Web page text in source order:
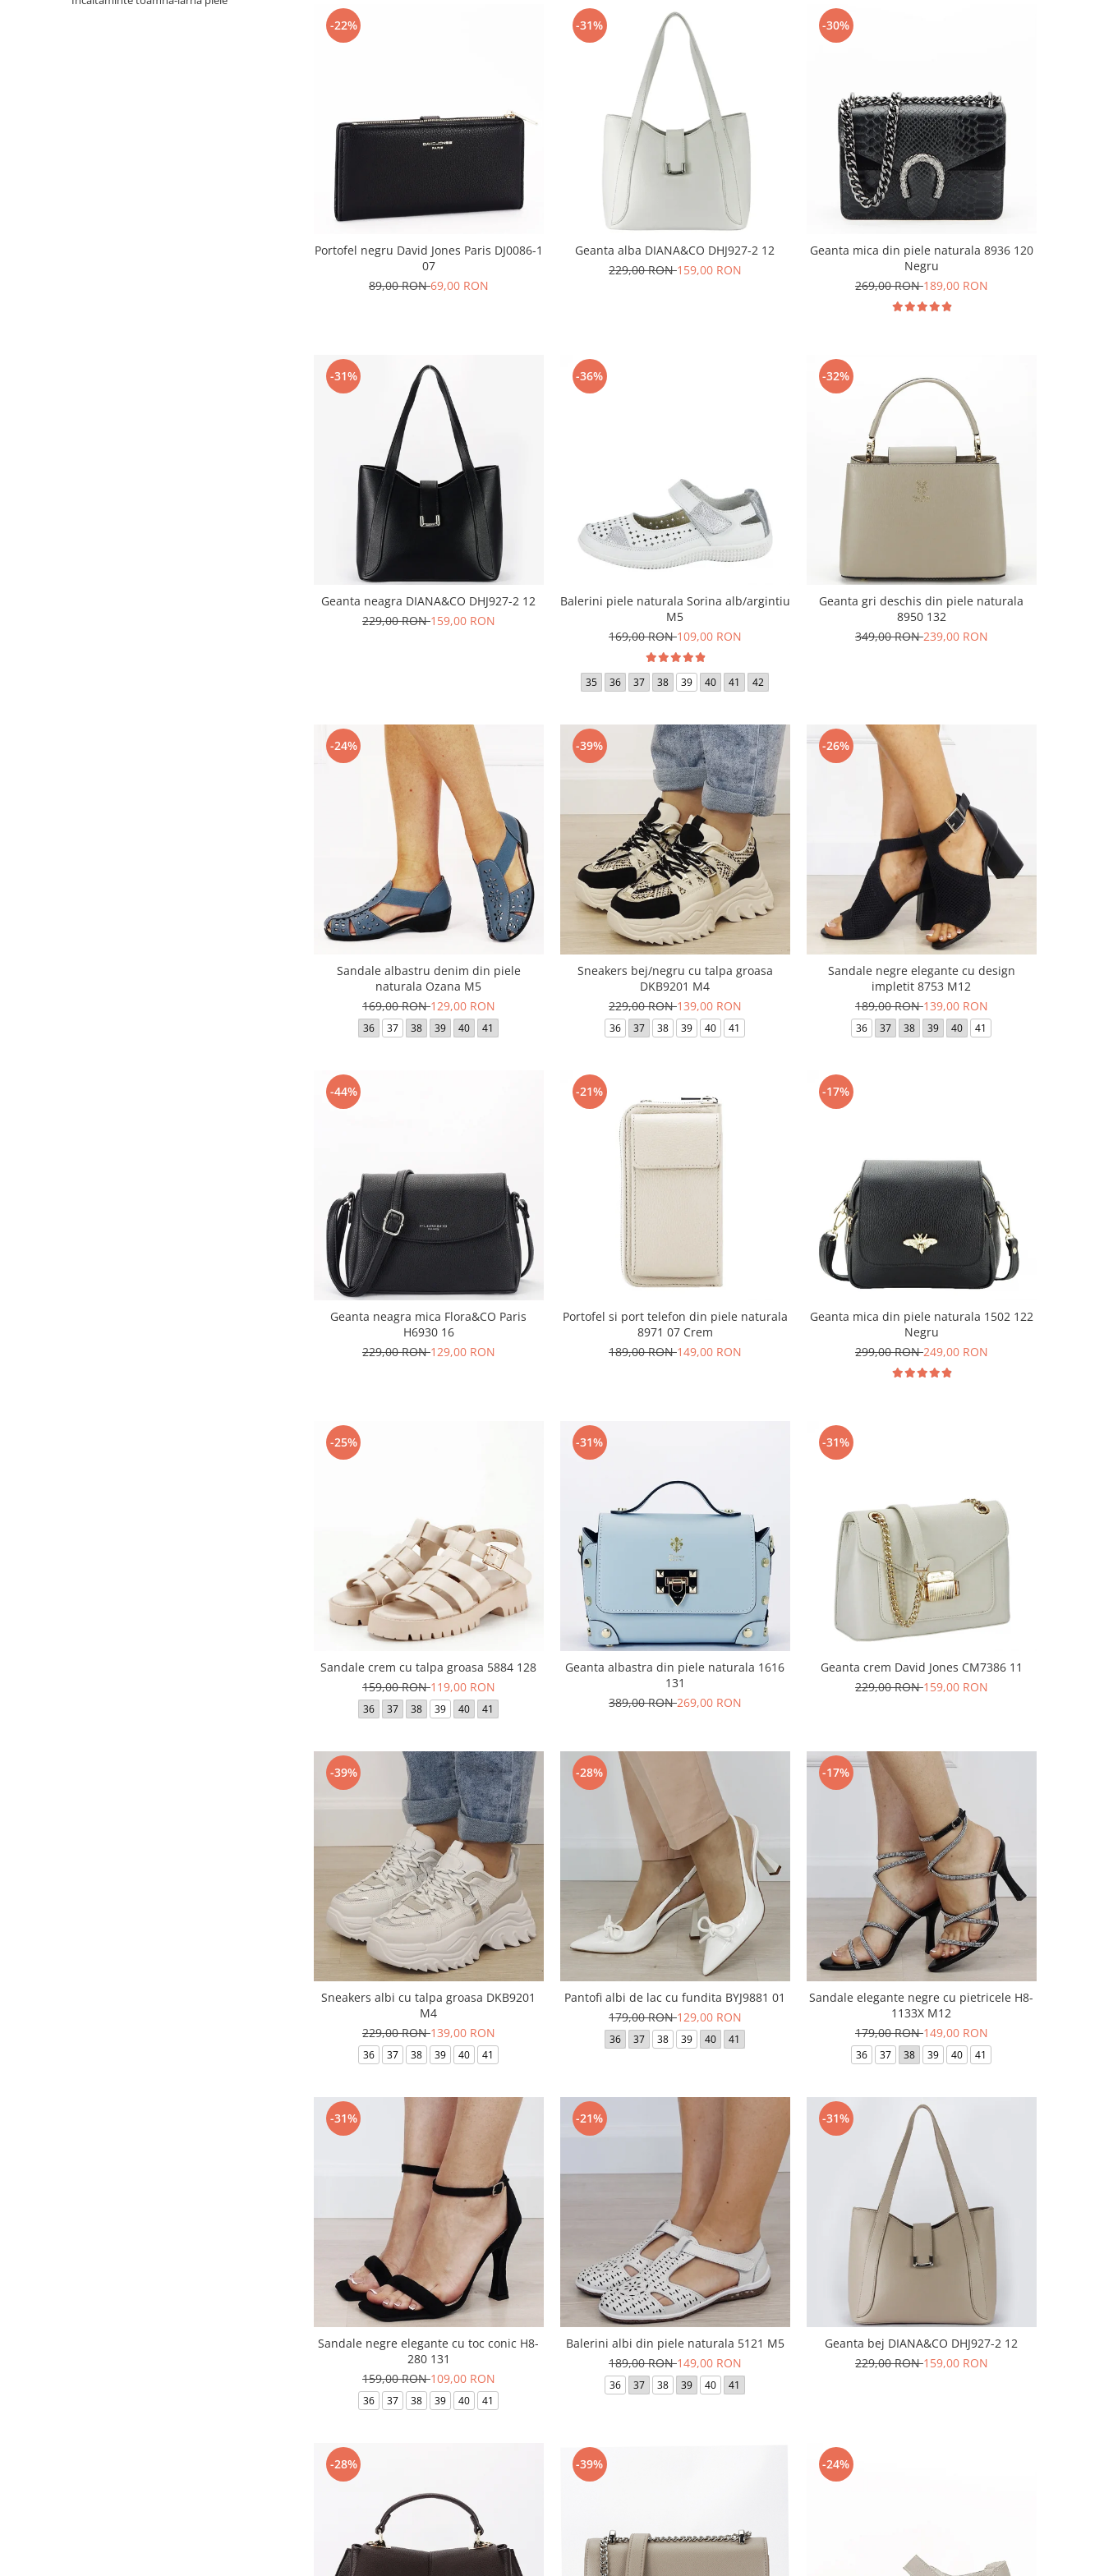
Incaltamine primavara-vara piele
-22%
Portofel negru David Jones Paris DJ0086-1
07
89,00 RON69,00 RON
-31%
Geanta alba DIANA&CO DHJ927-2 12
229,00 RON159,00 RON
-30%
Geanta mica din piele naturala 8936 120
Negru
269,00 RON189,00 RON
-31%
Geanta neagra DIANA&CO DHJ927-2 12
229,00 RON159,00 RON
-36%
Balerini piele naturala Sorina alb/argintiu
M5
169,00 RON109,00 RON
35 36 37 38 39 40 41 42
-32%
Geanta gri deschis din piele naturala
8950 132
349,00 RON239,00 RON
-24%
Sandale albastru denim din piele
naturala Ozana M5
169,00 RON129,00 RON
36 37 38 39 40 41
-39%
Sneakers bej/negru cu talpa groasa
DKB9201 M4
229,00 RON139,00 RON
36 37 38 39 40 41
-26%
Sandale negre elegante cu design
impletit 8753 M12
189,00 RON139,00 RON
36 37 38 39 40 41
-44%
Geanta neagra mica Flora&CO Paris
H6930 16
229,00 RON129,00 RON
-21%
Portofel si port telefon din piele naturala
8971 07 Crem
189,00 RON149,00 RON
-17%
Geanta mica din piele naturala 1502 122
Negru
299,00 RON249,00 RON
-25%
Sandale crem cu talpa groasa 5884 128
159,00 RON119,00 RON
36 37 38 39 40 41
-31%
Geanta albastra din piele naturala 1616
131
389,00 RON269,00 RON
-31%
Geanta crem David Jones CM7386 11
229,00 RON159,00 RON
-39%
Sneakers albi cu talpa groasa DKB9201
M4
229,00 RON139,00 RON
36 37 38 39 40 41
-28%
Pantofi albi de lac cu fundita BYJ9881 01
179,00 RON129,00 RON
36 37 38 39 40 41
-17%
Sandale elegante negre cu pietricele H8-
1133X M12
179,00 RON149,00 RON
36 37 38 39 40 41
-31%
Sandale negre elegante cu toc conic H8-
280 131
159,00 RON109,00 RON
36 37 38 39 40 41
-21%
Balerini albi din piele naturala 5121 M5
189,00 RON149,00 RON
36 37 38 39 40 41
-31%
Geanta bej DIANA&CO DHJ927-2 12
229,00 RON159,00 RON
-28% -39% -24%